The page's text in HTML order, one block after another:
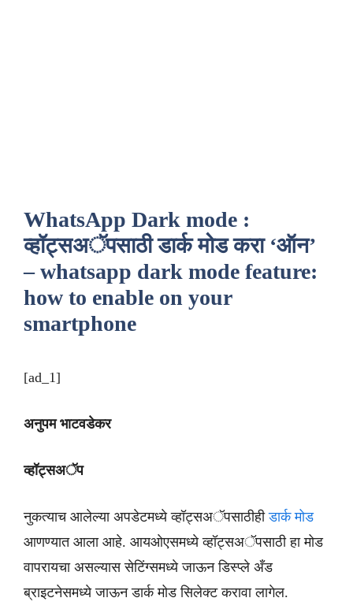
WhatsApp Dark mode :
व्हॉट्सअॅपसाठी डार्क मोड करा ‘ऑन’
– whatsapp dark mode feature:
how to enable on your
smartphone
[ad_1]
अनुपम भाटवडेकर
व्हॉट्सअॅप
नुकत्याच आलेल्या अपडेटमध्ये व्हॉट्सअॅपसाठीहीडार्क मोड
आणण्यात आला आहे. आयओएसमध्ये व्हॉट्सअॅपसाठी हा मोड
वापरायचा असल्यास सेटिंग्समध्ये जाऊन डिस्प्ले अँड
ब्राइटनेसमध्ये जाऊन डार्क मोड सिलेक्ट करावा लागेल.